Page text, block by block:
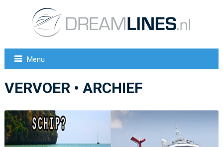
Menu
VERVOER • ARCHIEF